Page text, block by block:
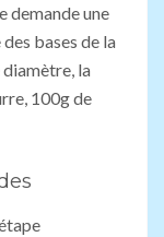
demande une
bases de la
diamètre, la
100g de